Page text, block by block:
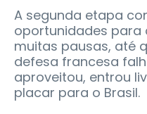
A segunda etapa
oportunidades para
muitas pausas, até
defesa francesa
aproveitou, entrou
placar para o Brasil.